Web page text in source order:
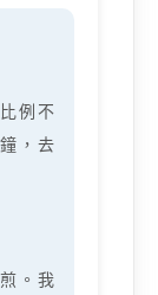
例不
，去
。我